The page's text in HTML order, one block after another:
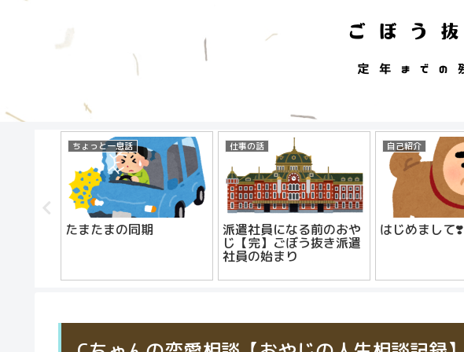
ちょっと一息話
たまたまの同期
仕事の話
派遣社員になる前のおや
じ【完】ごぼう抜き派遣
社員の始まり
自己紹介
はじめまして❣️